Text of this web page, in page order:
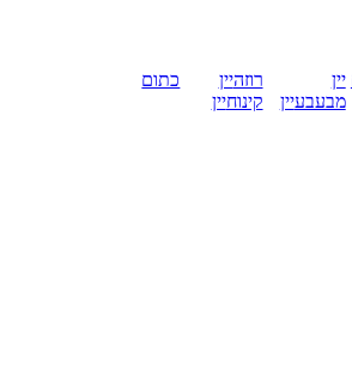
יין
מבעבעיין
רוזהיין
קינוחיין
כתום